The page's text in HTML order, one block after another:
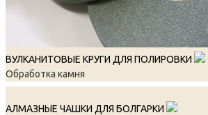
ВУЛКАНИТОВЫЕ КРУГИ ДЛЯ ПОЛИРОВКИ
Обработка камня
АЛМАЗНЫЕ ЧАШКИ ДЛЯ БОЛГАРКИ